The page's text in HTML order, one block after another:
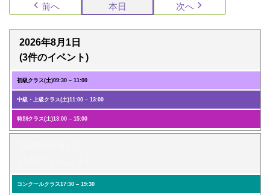
前へ 本日 次へ
2026年8月1日
(3件のイベント)
初級クラス(土)09:30 – 11:00
中級・上級クラス(土)11:00 – 13:00
特別クラス(土)13:00 – 15:00
コンクールクラス17:30 – 19:30